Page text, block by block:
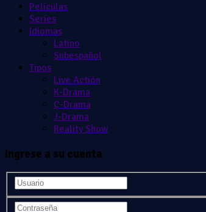
Peliculas
Series
Idiomas
Latino
Subespañol
Tipos
Live Actión
K-Drama
C-Drama
J-Drama
Reality Show
Ingrese a su cuenta